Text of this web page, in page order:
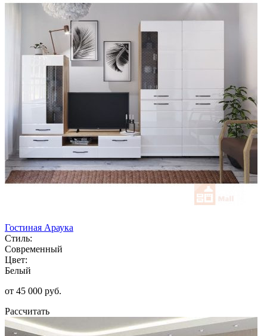
Гостиная Араука
Стиль:
Современный
Цвет:
Белый
от 45 000 руб.
Рассчитать